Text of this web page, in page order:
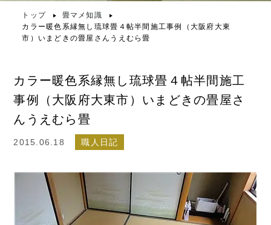
トップ
畳マメ知識
カラー暖色系縁無し琉球畳４帖半間施工事例（大阪府大東
市）いまどきの畳屋さんうえむら畳
カラー暖色系縁無し琉球畳４帖半間施工
事例（大阪府大東市）いまどきの畳屋さ
んうえむら畳
2015.06.18 職人日記